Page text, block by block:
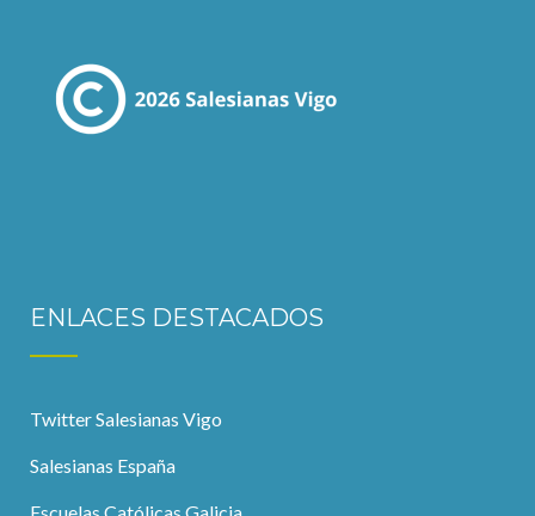
ENLACES DESTACADOS
Twitter Salesianas Vigo
Salesianas España